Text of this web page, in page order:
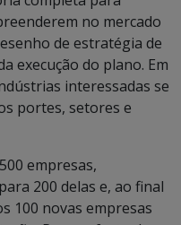
no mercado
de estratégia de
execução do plano. Em
interessadas se
portes, setores e
empresas,
200 delas e, ao final
100 novas empresas